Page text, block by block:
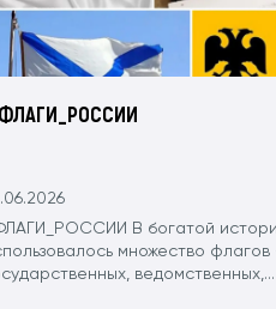
В богатой
множество флагов
ведомственных,...